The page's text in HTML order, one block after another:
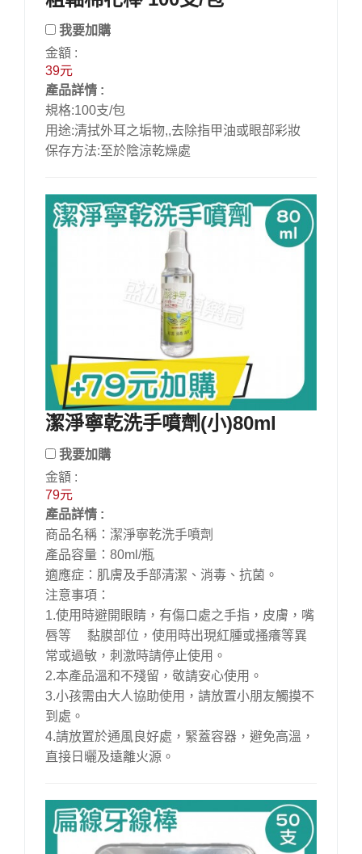
我要加購
金額 :
39元
產品詳情 :
規格:100支/包
用途:清拭外耳之垢物,,去除指甲油或眼部彩妝
保存方法:至於陰涼乾燥處
潔淨寧乾洗手噴劑(小)80ml
我要加購
金額 :
79元
產品詳情 :
商品名稱：潔淨寧乾洗手噴劑
產品容量：80ml/瓶
適應症：肌膚及手部清潔、消毒、抗菌。
注意事項：
1.使用時避開眼睛，有傷口處之手指，皮膚，嘴
唇等 黏膜部位，使用時出現紅腫或搔癢等異
常或過敏，刺激時請停止使用。
2.本產品溫和不殘留，敬請安心使用。
3.小孩需由大人協助使用，請放置小朋友觸摸不
到處。
4.請放置於通風良好處，緊蓋容器，避免高溫，
直接日曬及遠離火源。